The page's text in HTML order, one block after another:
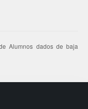
Alumnos dados de baja